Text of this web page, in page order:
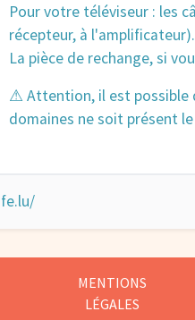
Pour votre téléviseur : les
récepteur, à l'amplificateur).
La pièce de rechange, si
⚠ Attention, il est possible
domaines ne soit présent
MENTIONS
LÉGALES